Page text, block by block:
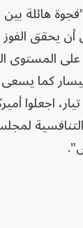
هائلة
يحقق الفوز
على المستوى
كما
اجعلوا